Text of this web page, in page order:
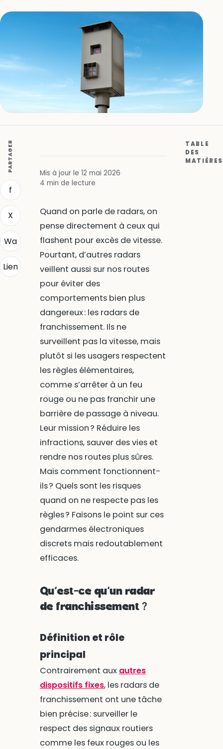
PARTAGER
f
X
Wa
Lien
Mis à jour le 12 mai 2026·
4 min de lecture
Quand on parle de radars, on
pense directement à ceux qui
flashent pour excès de vitesse.
Pourtant, d’autres radars
veillent aussi sur nos routes
pour éviter des
comportements bien plus
dangereux : les radars de
franchissement. Ils ne
surveillent pas la vitesse, mais
plutôt si les usagers respectent
les règles élémentaires,
comme s’arrêter à un feu
rouge ou ne pas franchir une
barrière de passage à niveau.
Leur mission ? Réduire les
infractions, sauver des vies et
rendre nos routes plus sûres.
Mais comment fonctionnent-
ils ? Quels sont les risques
quand on ne respecte pas les
règles ? Faisons le point sur ces
gendarmes électroniques
discrets mais redoutablement
efficaces.
Qu’est-ce qu’un radar
de franchissement ?
Définition et rôle
principal
Contrairement aux autres
dispositifs fixes, les radars de
franchissement ont une tâche
bien précise : surveiller le
respect des signaux routiers
comme les feux rouges ou les
TABLE
DES
MATIÈRES